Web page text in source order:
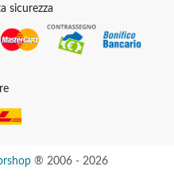
sicurezza
® 2006 - 2026